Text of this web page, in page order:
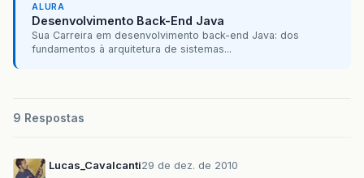
ALURA
Desenvolvimento Back-End Java
Sua Carreira em desenvolvimento back-end Java: dos
fundamentos à arquitetura de sistemas...
9 Respostas
Lucas_Cavalcanti29 de dez. de 2010